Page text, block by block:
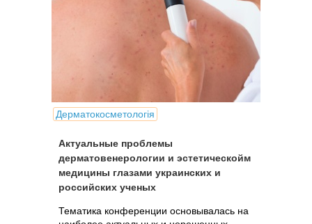
Дерматокосметологія
Актуальные проблемы
дерматовенерологии и эстетическойм
медицины глазами украинских и
российских ученых
Тематика конференции основывалась на